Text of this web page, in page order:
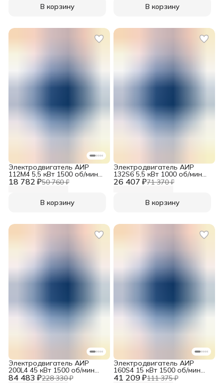
В корзину В корзину
18 782 ₽50 760 ₽
Электродвигатель АИР
112M4 5,5 кВт 1500 об/мин
220/380V B3
В корзину
26 407 ₽71 370 ₽
Электродвигатель АИР
132S6 5,5 кВт 1000 об/мин
380/660V B3
В корзину
84 483 ₽228 330 ₽
Электродвигатель АИР
200L4 45 кВт 1500 об/мин
380/660V B3 41 209 ₽111 375 ₽
Электродвигатель АИР
160S4 15 кВт 1500 об/мин
380/660V B3